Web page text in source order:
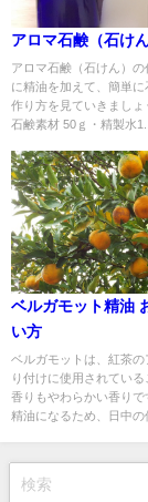
アロマ石鹸（石けん
アロマ石鹸（石けん）
に精油を加えて、簡単に
作り方を見ていきましょ
石鹸素材 50ｇ・精製水1...
ベルガモット精油
い方
ベルガモットは、紅茶
り付けに使用されている
香りもやわらかい香り
精油になるため、日中の